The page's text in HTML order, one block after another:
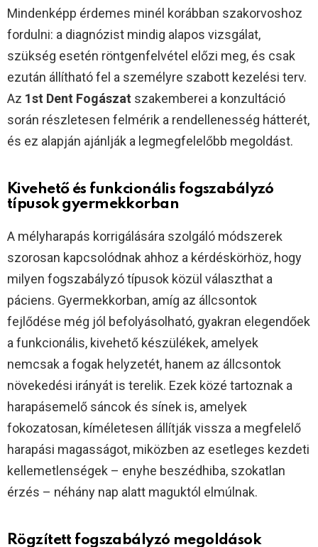
Mindenképp érdemes minél korábban szakorvoshoz
fordulni: a diagnózist mindig alapos vizsgálat,
szükség esetén röntgenfelvétel előzi meg, és csak
ezután állítható fel a személyre szabott kezelési terv.
Az 1st Dent Fogászat szakemberei a konzultáció
során részletesen felmérik a rendellenesség hátterét,
és ez alapján ajánlják a legmegfelelőbb megoldást.
Kivehető és funkcionális fogszabályzó
típusok gyermekkorban
A mélyharapás korrigálására szolgáló módszerek
szorosan kapcsolódnak ahhoz a kérdéskörhöz, hogy
milyen fogszabályzó típusok közül választhat a
páciens. Gyermekkorban, amíg az állcsontok
fejlődése még jól befolyásolható, gyakran elegendőek
a funkcionális, kivehető készülékek, amelyek
nemcsak a fogak helyzetét, hanem az állcsontok
növekedési irányát is terelik. Ezek közé tartoznak a
harapásemelő sáncok és sínek is, amelyek
fokozatosan, kíméletesen állítják vissza a megfelelő
harapási magasságot, miközben az esetleges kezdeti
kellemetlenségek – enyhe beszédhiba, szokatlan
érzés – néhány nap alatt maguktól elmúlnak.
Rögzített fogszabályzó megoldások